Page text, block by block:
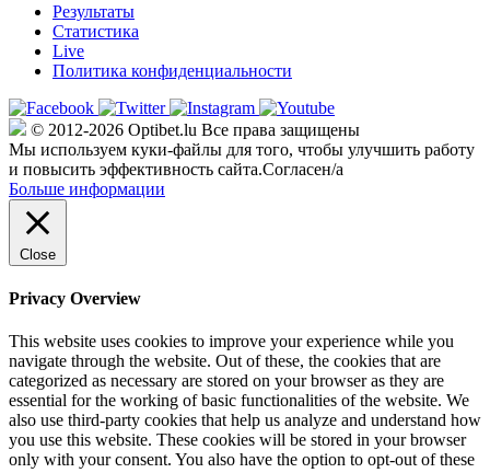
Результаты
Статистика
Live
Политика конфиденциальности
© 2012-2026 Optibet.lu Все права защищены
Мы используем куки-файлы для того, чтобы улучшить работу
и повысить эффективность сайта.Согласен/а
Больше информации
Close
Privacy Overview
This website uses cookies to improve your experience while you
navigate through the website. Out of these, the cookies that are
categorized as necessary are stored on your browser as they are
essential for the working of basic functionalities of the website. We
also use third-party cookies that help us analyze and understand how
you use this website. These cookies will be stored in your browser
only with your consent. You also have the option to opt-out of these